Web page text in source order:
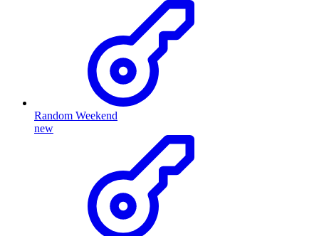
Random Weekend
new